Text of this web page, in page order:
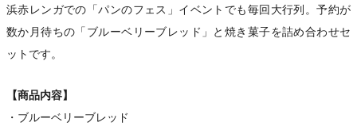
浜赤レンガでの「パンのフェス」イベントでも毎回大行列。予約が
数か月待ちの「ブルーベリーブレッド」と焼き菓子を詰め合わせセ
ットです。
【商品内容】
・ブルーベリーブレッド